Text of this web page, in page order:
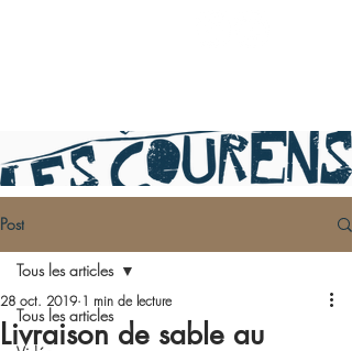
Post
Tous les articles
Tous les articles
Livraison de sable au
28 oct. 2019 1 min de lecture